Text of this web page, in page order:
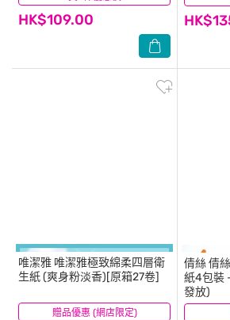
HK$109.00
贈品優惠 (網店限定)
唯潔雅 唯潔雅極致綿柔四層衛
生紙 (爽身粉淡香)[原箱27卷]
(9)
倩絲倩
紙4包裝
發放)